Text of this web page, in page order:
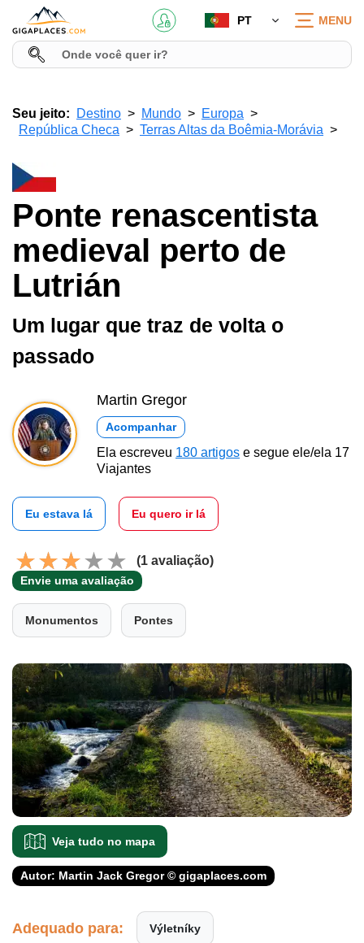
PT MENU
Seu jeito: Destino Mundo
Europa
República Checa
Terras Altas da Boêmia-Morávia
Ponte renascentista
medieval perto de
Lutrián
Um lugar que traz de volta o
passado
Martin Gregor
Acompanhar
Ela escreveu 180 artigos e segue ele/ela 17
Viajantes
Eu estava lá Eu quero ir lá
(1 avaliação)
Envie uma avaliação
Monumentos Pontes
Veja tudo no mapa
Autor: Martin Jack Gregor © gigaplaces.com
Adequado para: Výletníky